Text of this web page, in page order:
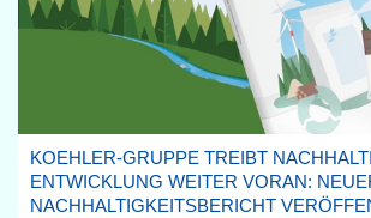
KOEHLER-GRUPPE TREIBT
ENTWICKLUNG WEITER VORAN:
NACHHALTIGKEITSBERICHT